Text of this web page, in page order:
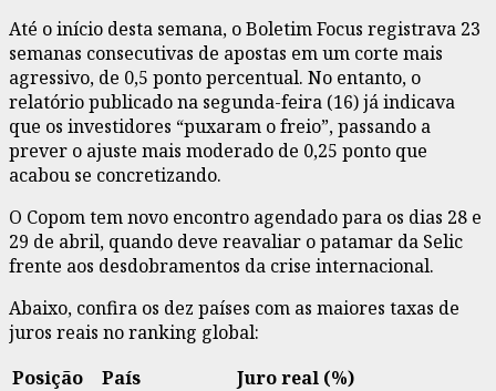
Até o início desta semana, o Boletim Focus registrava 23
semanas consecutivas de apostas em um corte mais
agressivo, de 0,5 ponto percentual. No entanto, o
relatório publicado na segunda-feira (16) já indicava
que os investidores “puxaram o freio”, passando a
prever o ajuste mais moderado de 0,25 ponto que
acabou se concretizando.
O Copom tem novo encontro agendado para os dias 28 e
29 de abril, quando deve reavaliar o patamar da Selic
frente aos desdobramentos da crise internacional.
Abaixo, confira os dez países com as maiores taxas de
juros reais no ranking global:
Posição
País
Juro real (%)